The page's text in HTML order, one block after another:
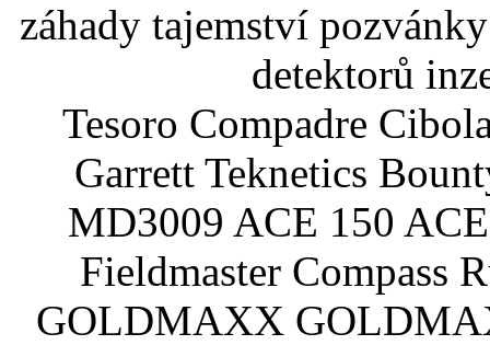
záhady tajemství
detektorů
Tesoro Compadre
Garrett Teknetics
MD3009 ACE 150
Fieldmaster Compass
GOLDMAXX